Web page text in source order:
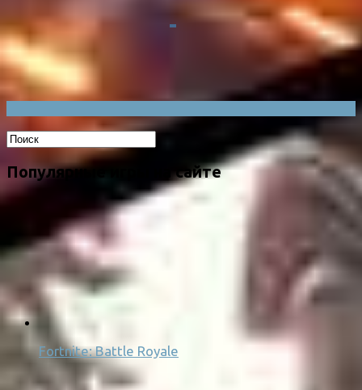
Популярные игры на сайте
Fortnite: Battle Royale